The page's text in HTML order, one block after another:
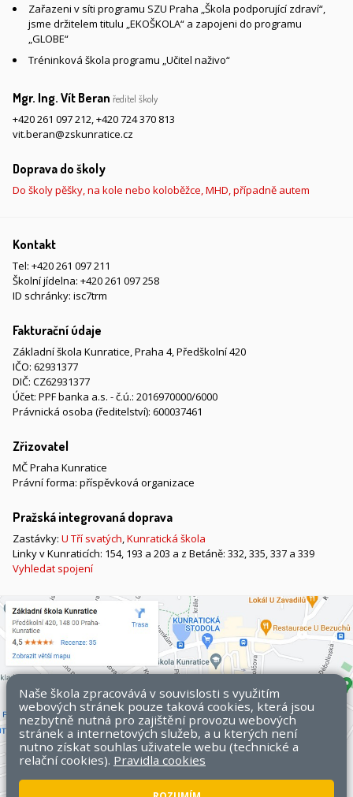
Zařazeni v síti programu SZU Praha „Škola podporující zdraví“,
jsme držitelem titulu „EKOŠKOLA“ a zapojeni do programu
„GLOBE“
Tréninková škola programu „Učitel naživo“
Mgr. Ing. Vít Beran ředitel školy
+420 261 097 212,+420 724 370 813
vit.beran@zskunratice.cz
Doprava do školy
Do školy pěšky, na kole nebo koloběžce, MHD, případně autem
Kontakt
Tel: +420 261 097 211
Školní jídelna: +420 261 097 258
ID schránky: isc7trm
Fakturační údaje
Základní škola Kunratice, Praha 4, Předškolní 420
IČO: 62931377
DIČ: CZ62931377
Účet: PPF banka a.s. - č.ú.: 2016970000/6000
Právnická osoba (ředitelství): 600037461
Zřizovatel
MČ Praha Kunratice
Právní forma: příspěvková organizace
Pražská integrovaná doprava
Zastávky: U Tří svatých,Kunratická škola
Linky v Kunraticích: 154, 193 a 203 a z Betáně: 332, 335, 337 a 339
Vyhledat spojení
Naše škola zpracovává v souvislosti s využitím
webových stránek pouze taková cookies, která jsou
nezbytně nutná pro zajištění provozu webových
stránek a internetových služeb, a u kterých není
nutno získat souhlas uživatele webu (technické a
relační cookies). Pravidla cookies